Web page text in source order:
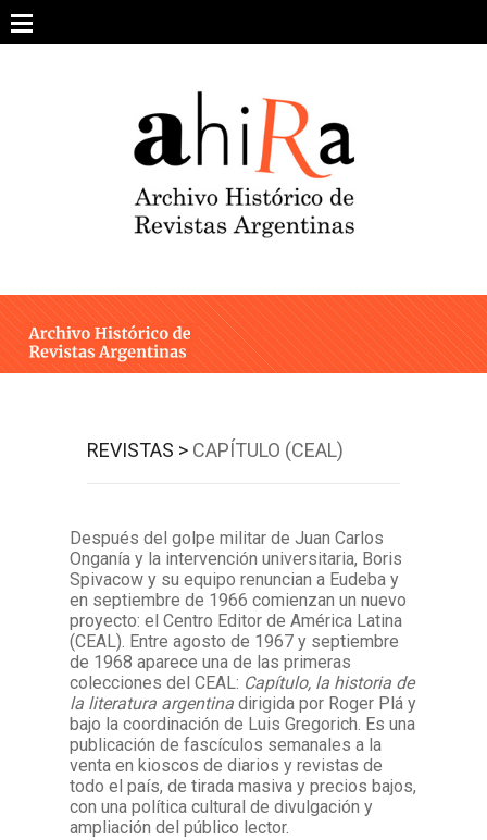
content
ARCHIVO DE REVISTAS
ESTUDIOS CRÍTICOS
INTEGRANTES
Facebook
Instagram
Twitter
Mail
REVISTAS > CAPÍTULO (CEAL)
Después del golpe militar de Juan Carlos
Onganía y la intervención universitaria, Boris
Spivacow y su equipo renuncian a Eudeba y
en septiembre de 1966 comienzan un nuevo
proyecto: el Centro Editor de América Latina
(CEAL). Entre agosto de 1967 y septiembre
de 1968 aparece una de las primeras
colecciones del CEAL: Capítulo, la historia de
la literatura argentinadirigida por Roger Plá y
bajo la coordinación de Luis Gregorich. Es una
publicación de fascículos semanales a la
venta en kioscos de diarios y revistas de
todo el país, de tirada masiva y precios bajos,
con una política cultural de divulgación y
ampliación del público lector.